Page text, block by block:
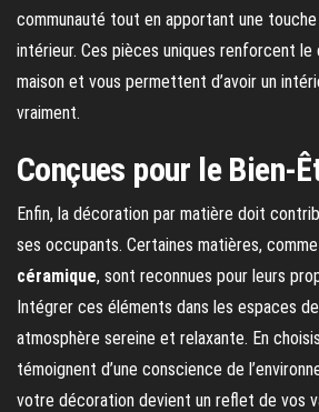
communauté tout en apportant une
intérieur. Ces pièces uniques renforcent
maison et vous permettent d’avoir un
vraiment.
Conçues pour le Bien-
Enfin, la décoration par matière doit
ses occupants. Certaines matières,
céramique, sont reconnues pour leurs
Intégrer ces éléments dans les espaces
atmosphère sereine et relaxante. En
témoignent d’une conscience de
votre décoration devient un reflet de vos